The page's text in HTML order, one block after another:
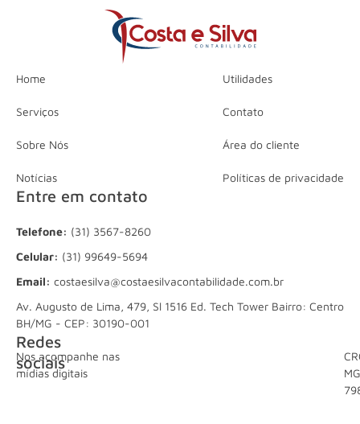
Home
Serviços
Sobre Nós
Notícias
Utilidades
Contato
Área do cliente
Políticas de privacidade
Entre em contato
Telefone: (31) 3567-8260
Celular: (31) 99649-5694
Email: costaesilva@costaesilvacontabilidade.com.br
Av. Augusto de Lima, 479, Sl 1516 Ed. Tech Tower Bairro: Centro
BH/MG - CEP: 30190-001
Redes
sociais
Nos acompanhe nas
mídias digitais
MG